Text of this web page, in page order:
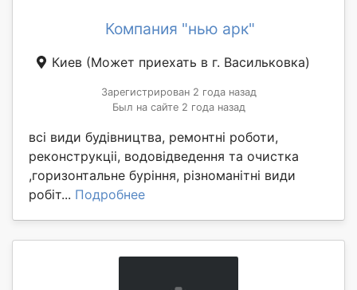
Компания "нью арк"
Киев (Может приехать в г. Васильковка)
Зарегистрирован 2 года назад
Был на сайте 2 года назад
всі види будівництва, ремонтні роботи,
реконструкціі, водовідведення та очистка
,горизонтальне буріння, різноманітні види
робіт... Подробнее